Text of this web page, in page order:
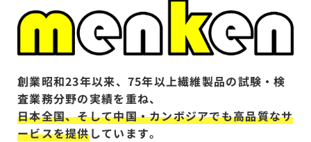
創業昭和23年以来、75年以上繊維製品の試験・検
査業務分野の実績を重ね、
日本全国、そして中国・カンボジアでも高品質なサ
ービスを提供しています。